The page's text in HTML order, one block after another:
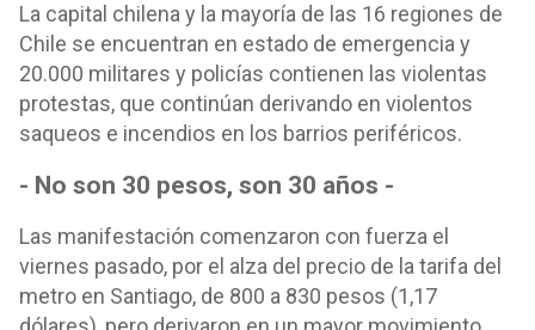
La capital chilena y la mayoría de las 16 regiones de
Chile se encuentran en estado de emergencia y
20.000 militares y policías contienen las violentas
protestas, que continúan derivando en violentos
saqueos e incendios en los barrios periféricos.
- No son 30 pesos, son 30 años -
Las manifestación comenzaron con fuerza el
viernes pasado, por el alza del precio de la tarifa del
metro en Santiago, de 800 a 830 pesos (1,17